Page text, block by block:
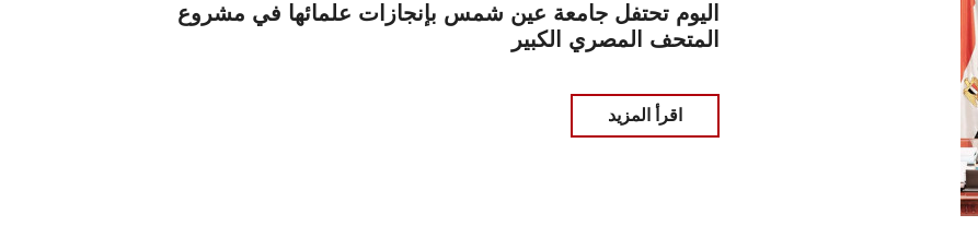
اليوم تحتفل جامعة عين شمس بإنجازات علمائها في مشروع
المتحف المصري الكبير
اقرأ المزيد